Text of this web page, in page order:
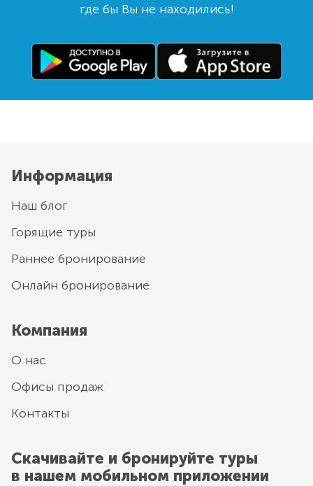
где бы Вы не находились!
Информация
Наш блог
Горящие туры
Раннее бронирование
Онлайн бронирование
Компания
О нас
Офисы продаж
Контакты
Скачивайте и бронируйте туры
в нашем мобильном приложении